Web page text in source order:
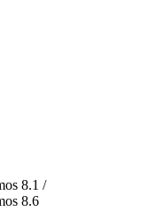
8.1 /
8.6